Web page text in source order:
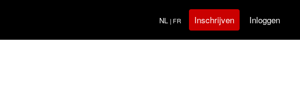
NL | FR Inschrijven Inloggen